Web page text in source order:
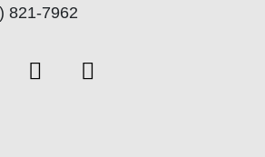
821-7962